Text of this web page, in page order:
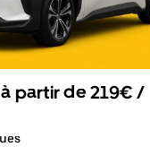
partir de 219€ /